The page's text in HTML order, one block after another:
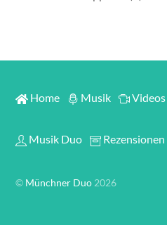
Home Musik Videos
Musik Duo Rezensionen
© Münchner Duo 2026